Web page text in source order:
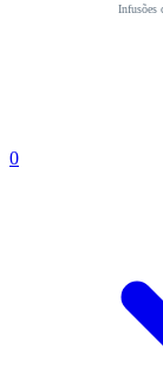
Infusões
0